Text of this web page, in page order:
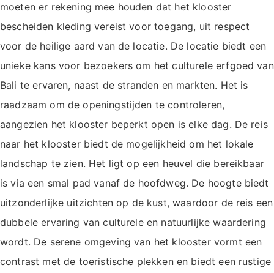
moeten er rekening mee houden dat het klooster
bescheiden kleding vereist voor toegang, uit respect
voor de heilige aard van de locatie. De locatie biedt een
unieke kans voor bezoekers om het culturele erfgoed van
Bali te ervaren, naast de stranden en markten. Het is
raadzaam om de openingstijden te controleren,
aangezien het klooster beperkt open is elke dag. De reis
naar het klooster biedt de mogelijkheid om het lokale
landschap te zien. Het ligt op een heuvel die bereikbaar
is via een smal pad vanaf de hoofdweg. De hoogte biedt
uitzonderlijke uitzichten op de kust, waardoor de reis een
dubbele ervaring van culturele en natuurlijke waardering
wordt. De serene omgeving van het klooster vormt een
contrast met de toeristische plekken en biedt een rustige